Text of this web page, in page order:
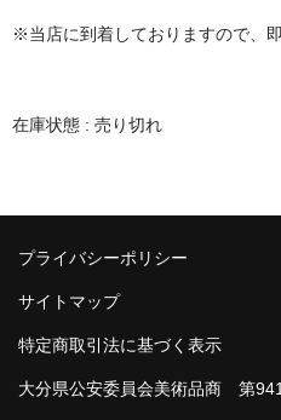
※当店に到着しておりますので、即
在庫状態 : 売り切れ
プライバシーポリシー
サイトマップ
特定商取引法に基づく表示
大分県公安委員会美術品商 第